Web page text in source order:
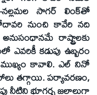
సాగర్ లింక్‌తో
నుంచి కావేరి నది
రాష్ట్రాలకు
ఎవరికీ కడుపు ఉబ్బరం
కావాలి. ఎల్ నినో
తగ్గాయి. పర్యావరణం,
నీటిని భూగర్భ జలాలుగా